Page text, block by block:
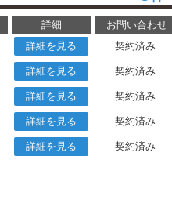
詳細
お問い合わせ
詳細を見る
契約済み
詳細を見る 契約済み
詳細を見る 契約済み
詳細を見る 契約済み
詳細を見る 契約済み